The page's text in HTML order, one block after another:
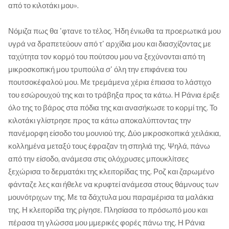
από το κιλοτάκι μου».
Νόμιζα πως θα 'φτανε το τέλος. Ήδη ένιωθα τα προερωτικά μου
υγρά να δραπετεύουν από τ' αρχίδια μου και διασχίζοντας με
ταχύτητα τον κορμό του πούτσου μου να ξεχύνονται από τη
μικροσκοπική μου τρυπούλα σ' όλη την επιφάνεια του
πουτσοκέφαλού μου. Με τρεμάμενα χέρια έπιασα το λάστιχο
του εσώρουχού της και το τράβηξα προς τα κάτω. Η Ράνια έριξε
όλο της το βάρος στα πόδια της και ανασήκωσε το κορμί της. Το
κιλοτάκι γλίστρησε προς τα κάτω αποκαλύπτοντας την
πανέμορφη είσοδο του μουνιού της. Δύο μικροσκοπικά χειλάκια,
κολλημένα μεταξύ τους έφραζαν τη σπηλιά της. Ψηλά, πάνω
από την είσοδο, ανάμεσα στις ολόχρυσες μπουκλίτσες
ξεχώρισα το δερµατάκι της κλειτορίδας της. Ροζ και ζαρωμένο
φάνταζε λες και ήθελε να κρυφτεί ανάμεσα στους θάμνους των
µουνότριχων της. Με τα δάχτυλα µοu παραμέρισα τα μαλάκια
της. Η κλειτορίδα της ρίγησε. Πλησίασα το πρόσωπό μου και
πέρασα τη γλώσσα µου µμερικές φορές πάνω της. Η Ράνια